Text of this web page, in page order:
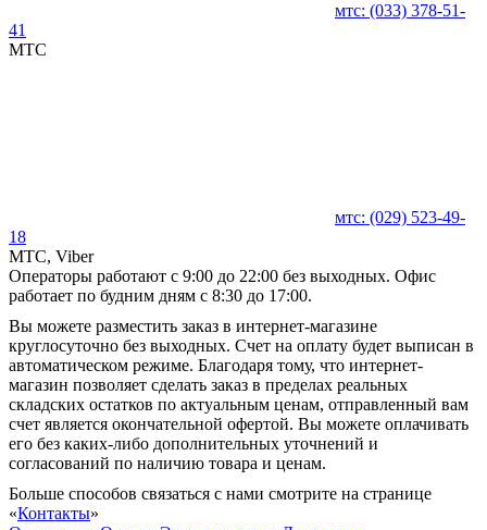
мтс: (033) 378-51-
41
MTC
мтс: (029) 523-49-
18
MTC, Viber
Операторы работают с 9:00 до 22:00 без выходных. Офис
работает по будним дням с 8:30 до 17:00.
Вы можете разместить заказ в интернет-магазине
круглосуточно без выходных. Счет на оплату будет выписан в
автоматическом режиме. Благодаря тому, что интернет-
магазин позволяет сделать заказ в пределах реальных
складских остатков по актуальным ценам, отправленный вам
счет является окончательной офертой. Вы можете оплачивать
его без каких-либо дополнительных уточнений и
согласований по наличию товара и ценам.
Больше способов связаться с нами смотрите на странице
«Контакты»